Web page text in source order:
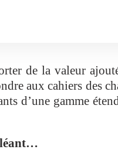
de la valeur
aux cahiers des
d’une gamme